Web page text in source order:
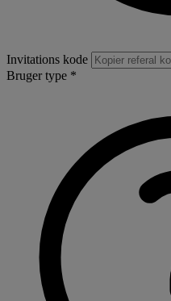
Invitations kode
Bruger type *